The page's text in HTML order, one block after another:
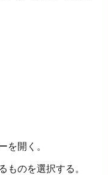
を開く。
ものを選択する。